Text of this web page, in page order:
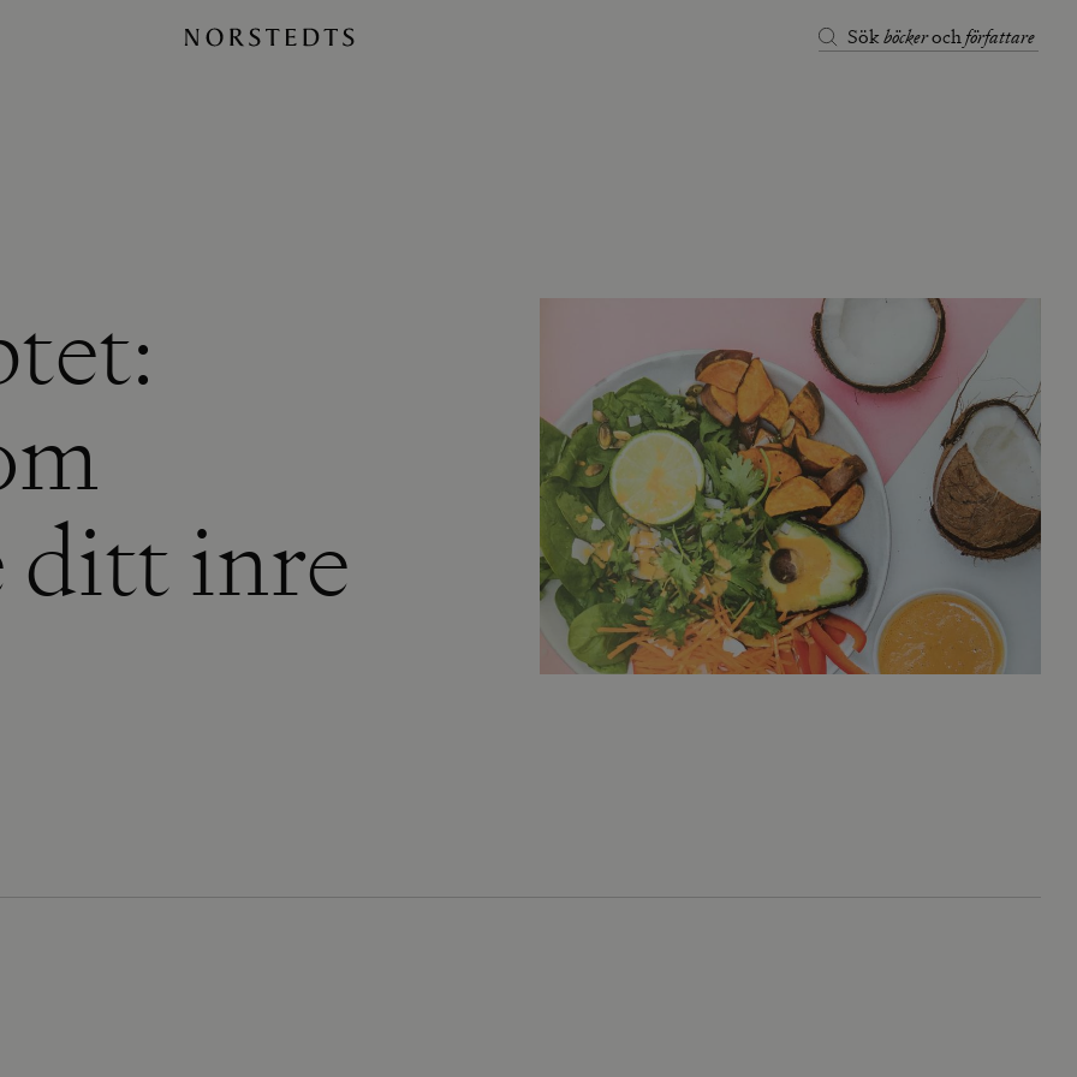
Sökböckerochförfattare
ditt inre